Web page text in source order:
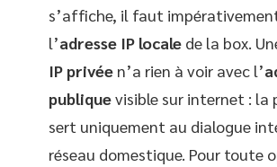
s’affiche, il faut
l’adresse IP locale de la box.
IP privée n’a rien à voir avec l’
publiquevisible sur internet : la
sert uniquement au dialogue
réseau domestique. Pour toute